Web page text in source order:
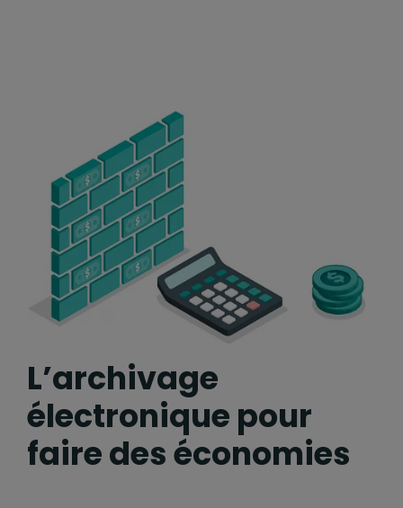
L’archivage
électronique pour
faire des économies